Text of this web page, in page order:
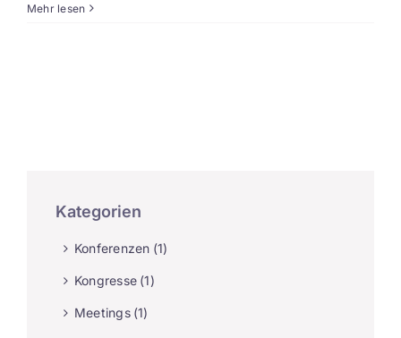
Mehr lesen
Kategorien
Konferenzen (1)
Kongresse (1)
Meetings (1)